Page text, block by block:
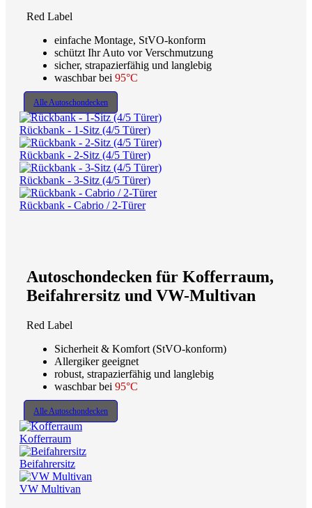
Red Label
einfache Montage, StVO-konform
schützt Ihr Auto vor Verschmutzung
sicher, strapazierfähig und langlebig
waschbar bei 95°C
Alle Autoschondecken
Rückbank - 1-Sitz (4/5 Türer)
Rückbank - 2-Sitz (4/5 Türer)
Rückbank - 3-Sitz (4/5 Türer)
Rückbank - Cabrio / 2-Türer
Autoschondecken für Kofferraum,
Beifahrersitz und VW-Multivan
Red Label
Sicherheit & Komfort (StVO-konform)
Allergiker geeignet
robust, strapazierfähig und langlebig
waschbar bei 95°C
Alle Autoschondecken
Kofferraum
Beifahrersitz
VW Multivan